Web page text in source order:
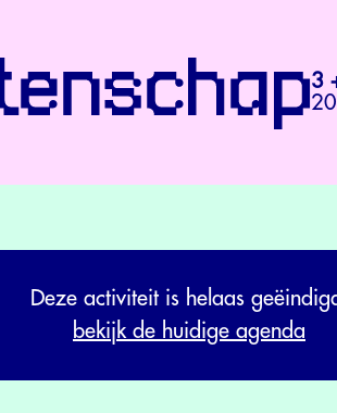
3
Deze activiteit is helaas
bekijk de huidige agenda